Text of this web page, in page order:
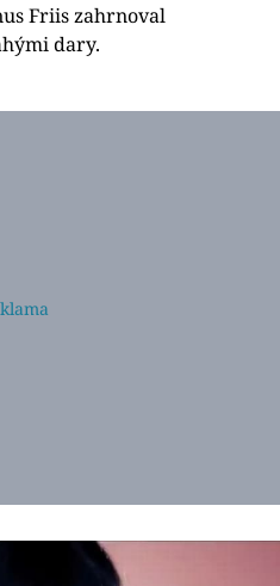
Friis zahrnoval
dary.